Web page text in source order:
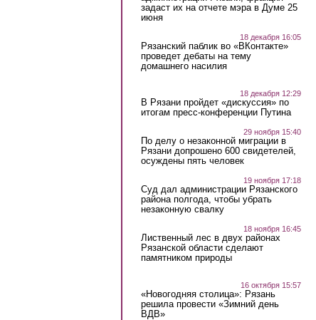
задаст их на отчете мэра в Думе 25
июня
18 декабря 16:05
Рязанский паблик во «ВКонтакте»
проведет дебаты на тему
домашнего насилия
18 декабря 12:29
В Рязани пройдет «дискуссия» по
итогам пресс-конференции Путина
29 ноября 15:40
По делу о незаконной миграции в
Рязани допрошено 600 свидетелей,
осуждены пять человек
19 ноября 17:18
Суд дал администрации Рязанского
района полгода, чтобы убрать
незаконную свалку
18 ноября 16:45
Лиственный лес в двух районах
Рязанской области сделают
памятником природы
16 октября 15:57
«Новогодняя столица»: Рязань
решила провести «Зимний день
ВДВ»